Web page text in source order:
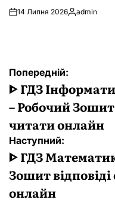
14 Липня 2026Опубліковано
admin
Навігація
записів
Попередній:
ᐈ ГДЗ
– Робочий Зошит
читати онлайн
Наступний:
ᐈ ГДЗ
Зошит
онлайн